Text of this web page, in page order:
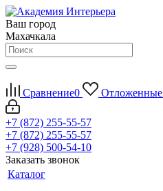
Ваш город
Махачкала
Сравнение0 Отложенные
+7 (872) 255-55-57
+7 (872) 255-55-57
+7 (928) 500-54-10
Заказать звонок
Каталог